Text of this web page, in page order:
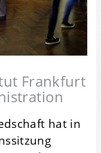
Frankfurt
hat in